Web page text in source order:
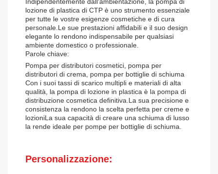
Indipendentemente dall'ambientazione, la pompa di
lozione di plastica di CTP è uno strumento essenziale
per tutte le vostre esigenze cosmetiche e di cura
personale.Le sue prestazioni affidabili e il suo design
elegante lo rendono indispensabile per qualsiasi
ambiente domestico o professionale.
Parole chiave:
Pompa per distributori cosmetici, pompa per
distributori di crema, pompa per bottiglie di schiuma
Con i suoi tassi di scarico multipli e materiali di alta
qualità, la pompa di lozione in plastica è la pompa di
distribuzione cosmetica definitiva.La sua precisione e
consistenza la rendono la scelta perfetta per creme e
lozioniLa sua capacità di creare una schiuma di lusso
la rende ideale per pompe per bottiglie di schiuma.
Personalizzazione: